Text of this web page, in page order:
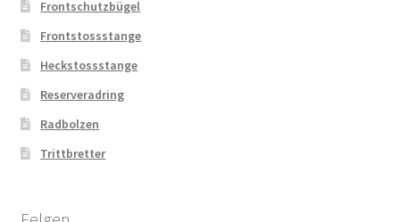
Frontschutzbügel
Frontstossstange
Heckstossstange
Reserveradring
Radbolzen
Trittbretter